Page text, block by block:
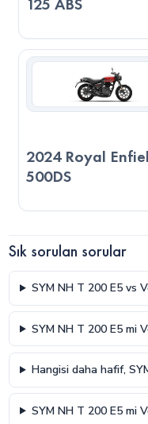
kompakt yapısı ile yeni
kullanım odaklı
sunabilir. Son kararı
kullanım amacınıza,
2024 Royal Enfield Hunter 350 vs
500DS
Sık sorulan sorular
SYM NH T 200 E5 vs
SYM NH T 200 E5 mi
Hangisi daha hafif,
SYM NH T 200 E5 mi